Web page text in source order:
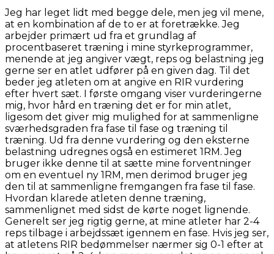
Jeg har leget lidt med begge dele, men jeg vil mene,
at en kombination af de to er at foretrække. Jeg
arbejder primært ud fra et grundlag af
procentbaseret træning i mine styrkeprogrammer,
menende at jeg angiver vægt, reps og belastning jeg
gerne ser en atlet udfører på en given dag. Til det
beder jeg atleten om at angive en RIR vurdering
efter hvert sæt. I første omgang viser vurderingerne
mig, hvor hård en træning det er for min atlet,
ligesom det giver mig mulighed for at sammenligne
sværhedsgraden fra fase til fase og træning til
træning. Ud fra denne vurdering og den eksterne
belastning udregnes også en estimeret 1RM. Jeg
bruger ikke denne til at sætte mine forventninger
om en eventuel ny 1RM, men derimod bruger jeg
den til at sammenligne fremgangen fra fase til fase.
Hvordan klarede atleten denne træning,
sammenlignet med sidst de kørte noget lignende.
Generelt ser jeg rigtig gerne, at mine atleter har 2-4
reps tilbage i arbejdssæt igennem en fase. Hvis jeg ser,
at atletens RIR bedømmelser nærmer sig 0-1 efter at